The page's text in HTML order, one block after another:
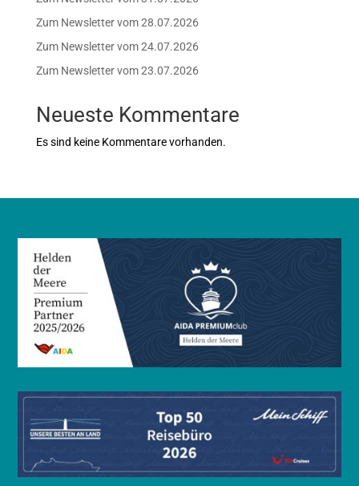
Zum Newsletter vom 28.07.2026
Zum Newsletter vom 24.07.2026
Zum Newsletter vom 23.07.2026
Neueste Kommentare
Es sind keine Kommentare vorhanden.